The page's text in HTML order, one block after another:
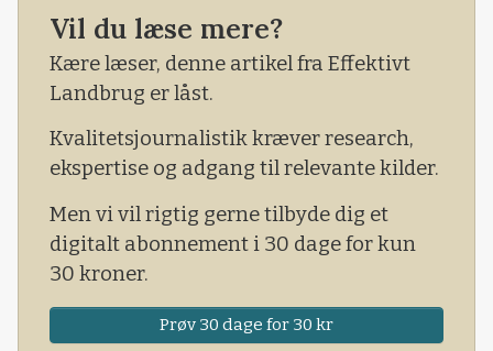
tilladelse og viden, trængt ind for at filme. Det
må man ikke, fastslog dommen.
Vil du læse mere?
Kære læser, denne artikel fra Effektivt
Landbrug er låst.
Kvalitetsjournalistik kræver research,
ekspertise og adgang til relevante kilder.
Men vi vil rigtig gerne tilbyde dig et
digitalt abonnement i 30 dage for kun
30 kroner.
Prøv 30 dage for 30 kr